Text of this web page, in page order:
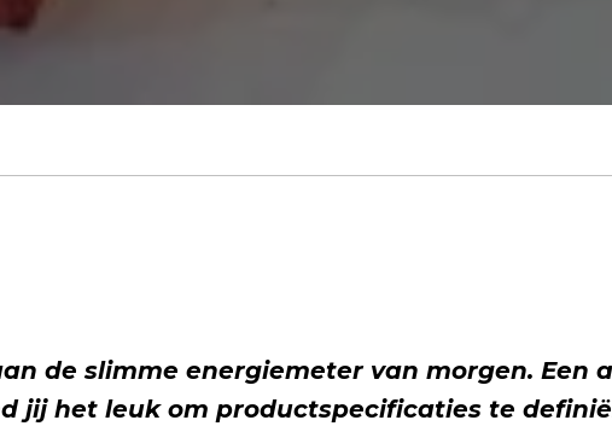
de slimme energiemeter van morgen. Een
jij het leuk om productspecificaties te